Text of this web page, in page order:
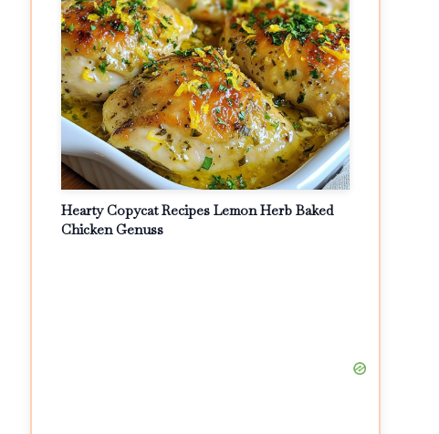
Hearty Copycat Recipes Lemon Herb Baked
Chicken Genuss